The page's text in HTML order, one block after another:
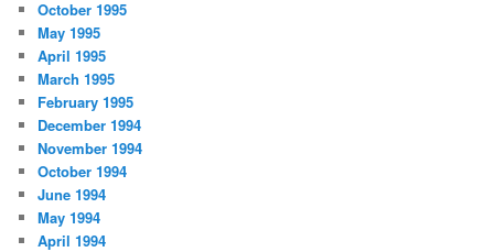
October 1995
May 1995
April 1995
March 1995
February 1995
December 1994
November 1994
October 1994
June 1994
May 1994
April 1994